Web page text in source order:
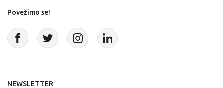
Povežimo se!
NEWSLETTER